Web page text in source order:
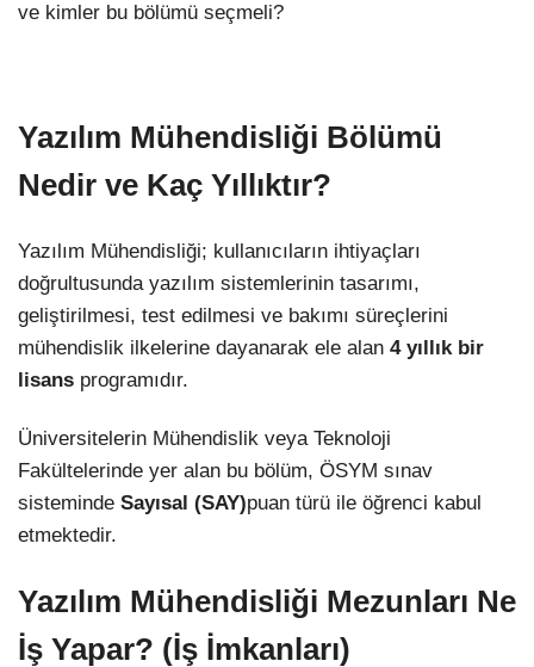
ve kimler bu bölümü seçmeli?
Yazılım Mühendisliği Bölümü
Nedir ve Kaç Yıllıktır?
Yazılım Mühendisliği; kullanıcıların ihtiyaçları
doğrultusunda yazılım sistemlerinin tasarımı,
geliştirilmesi, test edilmesi ve bakımı süreçlerini
mühendislik ilkelerine dayanarak ele alan 4 yıllık bir
lisans programıdır.
Üniversitelerin Mühendislik veya Teknoloji
Fakültelerinde yer alan bu bölüm, ÖSYM sınav
sisteminde Sayısal (SAY)puan türü ile öğrenci kabul
etmektedir.
Yazılım Mühendisliği Mezunları Ne
İş Yapar? (İş İmkanları)